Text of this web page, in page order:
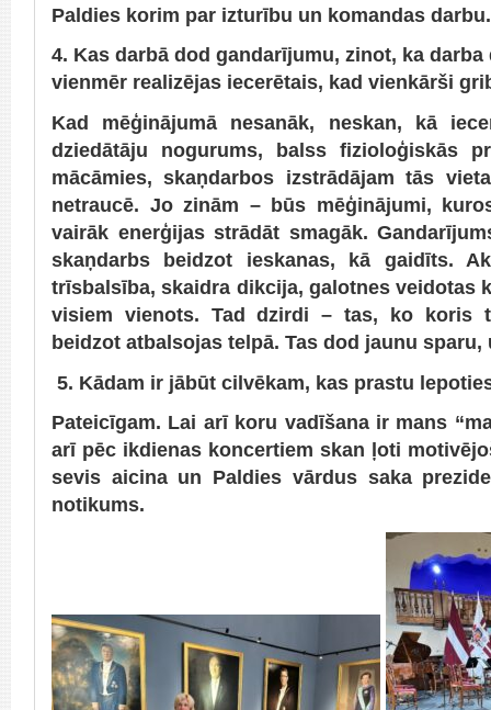
Paldies korim par izturību un komandas darbu.
4. Kas darbā dod gandarījumu, zinot, ka
vienmēr realizējas iecerētais, kad vienkārši
Kad mēģinājumā nesanāk, neskan, kā
dziedātāju nogurums, balss fizioloģiskās
mācāmies, skaņdarbos izstrādājam tās
netraucē. Jo zinām – būs mēģinājumi,
vairāk enerģijas strādāt smagāk.
skaņdarbs beidzot ieskanas, kā gaidīts.
trīsbalsība, skaidra dikcija, galotnes veidotas
visiem vienots. Tad dzirdi – tas, ko koris
beidzot atbalsojas telpā. Tas dod jaunu
5. Kādam ir jābūt cilvēkam, kas prastu
Pateicīgam. Lai arī koru vadīšana ir mans
arī pēc ikdienas koncertiem skan ļoti
sevis aicina un Paldies vārdus saka
notikums.